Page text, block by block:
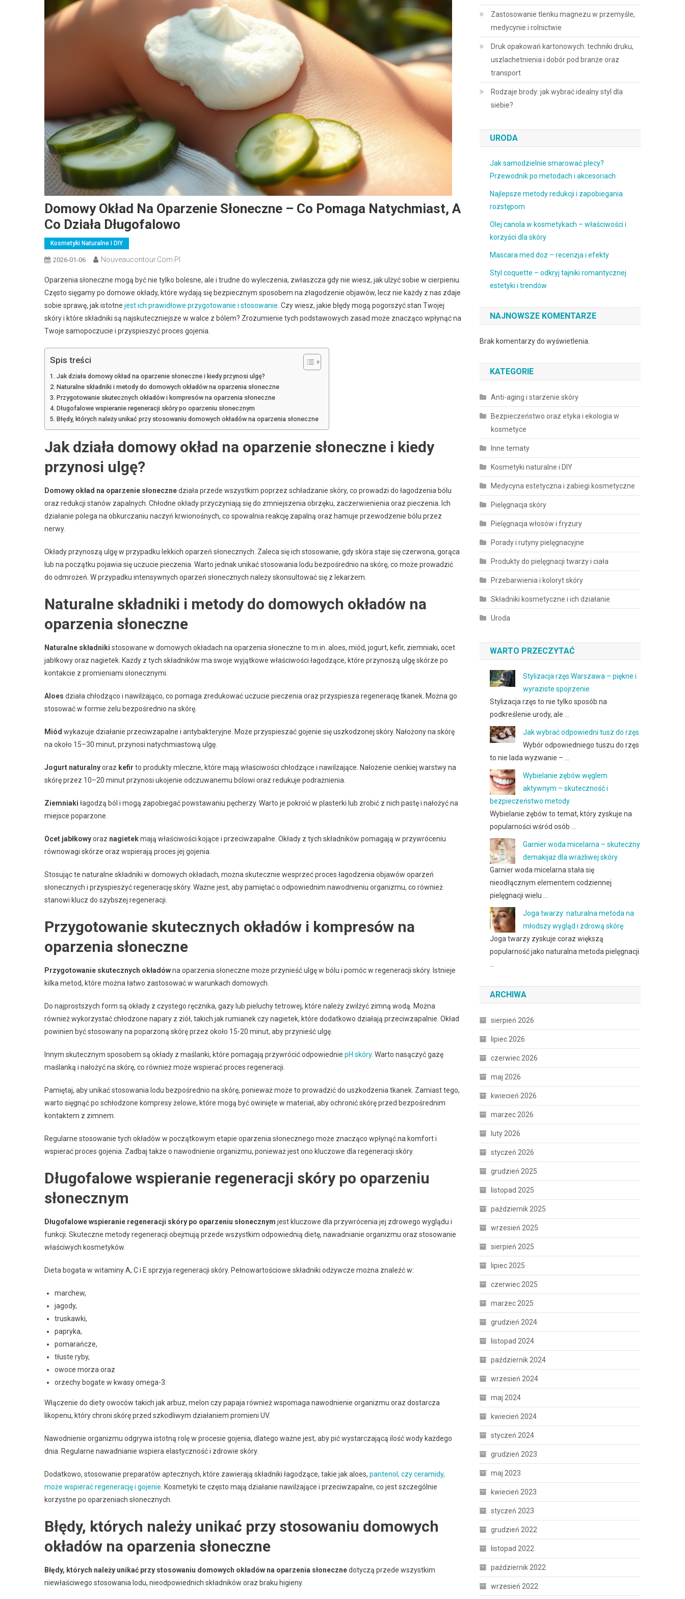
Domowy Okład Na Oparzenie Słoneczne – Co Pomaga Natychmiast, A
Co Działa Długofalowo
Kosmetyki Naturalne I DIY
2026-01-06 Nouveaucontour.com.pl
Oparzenia słoneczne mogą być nie tylko bolesne, ale i trudne do wyleczenia, zwłaszcza gdy nie wiesz, jak ulżyć sobie w cierpieniu.
Często sięgamy po domowe okłady, które wydają się bezpiecznym sposobem na złagodzenie objawów, lecz nie każdy z nas zdaje
sobie sprawę, jak istotne jest ich prawidłowe przygotowanie i stosowanie . Czy wiesz, jakie błędy mogą pogorszyć stan Twojej
skóry i które składniki są najskuteczniejsze w walce z bólem? Zrozumienie tych podstawowych zasad może znacząco wpłynąć na
Twoje samopoczucie i przyspieszyć proces gojenia.
Spis treści
Jak działa domowy okład na oparzenie słoneczne i kiedy przynosi ulgę?
Naturalne składniki i metody do domowych okładów na oparzenia słoneczne
Przygotowanie skutecznych okładów i kompresów na oparzenia słoneczne
Długofalowe wspieranie regeneracji skóry po oparzeniu słonecznym
Błędy, których należy unikać przy stosowaniu domowych okładów na oparzenia słoneczne
Jak działa domowy okład na oparzenie słoneczne i kiedy
przynosi ulgę?
Domowy okład na oparzenie słonecznedziała przede wszystkim poprzez schładzanie skóry, co prowadzi do łagodzenia bólu
oraz redukcji stanów zapalnych. Chłodne okłady przyczyniają się do zmniejszenia obrzęku, zaczerwienienia oraz pieczenia. Ich
działanie polega na obkurczaniu naczyń krwionośnych, co spowalnia reakcję zapalną oraz hamuje przewodzenie bólu przez
nerwy.
Okłady przynoszą ulgę w przypadku lekkich oparzeń słonecznych. Zaleca się ich stosowanie, gdy skóra staje się czerwona, gorąca
lub na początku pojawia się uczucie pieczenia. Warto jednak unikać stosowania lodu bezpośrednio na skórę, co może prowadzić
do odmrożeń. W przypadku intensywnych oparzeń słonecznych należy skonsultować się z lekarzem.
Naturalne składniki i metody do domowych okładów na
oparzenia słoneczne
Naturalne składniki stosowane w domowych okładach na oparzenia słoneczne to m.in. aloes, miód, jogurt, kefir, ziemniaki, ocet
jabłkowy oraz nagietek. Każdy z tych składników ma swoje wyjątkowe właściwości łagodzące, które przynoszą ulgę skórze po
kontakcie z promieniami słonecznymi.
Aloes działa chłodząco i nawilżająco, co pomaga zredukować uczucie pieczenia oraz przyspiesza regenerację tkanek. Można go
stosować w formie żelu bezpośrednio na skórę.
Miód wykazuje działanie przeciwzapalne i antybakteryjne. Może przyspieszać gojenie się uszkodzonej skóry. Nałożony na skórę
na około 15–30 minut, przynosi natychmiastową ulgę.
Jogurt naturalnyoraz kefir to produkty mleczne, które mają właściwości chłodzące i nawilżające. Nałożenie cienkiej warstwy na
skórę przez 10–20 minut przynosi ukojenie odczuwanemu bólowi oraz redukuje podrażnienia.
Ziemniaki łagodzą ból i mogą zapobiegać powstawaniu pęcherzy. Warto je pokroić w plasterki lub zrobić z nich pastę i nałożyć na
miejsce poparzone.
Ocet jabłkowyoraz nagietekmają właściwości kojące i przeciwzapalne. Okłady z tych składników pomagają w przywróceniu
równowagi skórze oraz wspierają proces jej gojenia.
Stosując te naturalne składniki w domowych okładach, można skutecznie wesprzeć proces łagodzenia objawów oparzeń
słonecznych i przyspieszyć regenerację skóry. Ważne jest, aby pamiętać o odpowiednim nawodnieniu organizmu, co również
stanowi klucz do szybszej regeneracji.
Przygotowanie skutecznych okładów i kompresów na
oparzenia słoneczne
Przygotowanie skutecznych okładówna oparzenia słoneczne może przynieść ulgę w bólu i pomóc w regeneracji skóry. Istnieje
kilka metod, które można łatwo zastosować w warunkach domowych.
Do najprostszych form są okłady z czystego ręcznika, gazy lub pieluchy tetrowej, które należy zwilżyć zimną wodą. Można
również wykorzystać chłodzone napary z ziół, takich jak rumianek czy nagietek, które dodatkowo działają przeciwzapalnie. Okład
powinien być stosowany na poparzoną skórę przez około 15-20 minut, aby przynieść ulgę.
Innym skutecznym sposobem są okłady z maślanki, które pomagają przywrócić odpowiednie pH skóry. Warto nasączyć gazę
maślanką i nałożyć na skórę, co również może wspierać proces regeneracji.
Pamiętaj, aby unikać stosowania lodu bezpośrednio na skórę, ponieważ może to prowadzić do uszkodzenia tkanek. Zamiast tego,
warto sięgnąć po schłodzone kompresy żelowe, które mogą być owinięte w materiał, aby ochronić skórę przed bezpośrednim
kontaktem z zimnem.
Regularne stosowanie tych okładów w początkowym etapie oparzenia słonecznego może znacząco wpłynąć na komfort i
wspierać proces gojenia. Zadbaj także o nawodnienie organizmu, ponieważ jest ono kluczowe dla regeneracji skóry.
Długofalowe wspieranie regeneracji skóry po oparzeniu
słonecznym
Długofalowe wspieranie regeneracji skóry po oparzeniu słonecznym jest kluczowe dla przywrócenia jej zdrowego wyglądu i
funkcji. Skuteczne metody regeneracji obejmują przede wszystkim odpowiednią dietę, nawadnianie organizmu oraz stosowanie
właściwych kosmetyków.
Dieta bogata w witaminy A, C i E sprzyja regeneracji skóry. Pełnowartościowe składniki odżywcze można znaleźć w:
marchew,
jagody,
truskawki,
papryka,
pomarańcze,
tłuste ryby,
owoce morza oraz
orzechy bogate w kwasy omega-3.
Włączenie do diety owoców takich jak arbuz, melon czy papaja również wspomaga nawodnienie organizmu oraz dostarcza
likopenu, który chroni skórę przed szkodliwym działaniem promieni UV.
Nawodnienie organizmu odgrywa istotną rolę w procesie gojenia, dlatego ważne jest, aby pić wystarczającą ilość wody każdego
dnia. Regularne nawadnianie wspiera elastyczność i zdrowie skóry.
Dodatkowo, stosowanie preparatów aptecznych, które zawierają składniki łagodzące, takie jak aloes, pantenol, czy ceramidy,
może wspierać regenerację i gojenie . Kosmetyki te często mają działanie nawilżające i przeciwzapalne, co jest szczególnie
korzystne po oparzeniach słonecznych.
Błędy, których należy unikać przy stosowaniu domowych
okładów na oparzenia słoneczne
Błędy, których należy unikać przy stosowaniu domowych okładów na oparzenia słonecznedotyczą przede wszystkim
niewłaściwego stosowania lodu, nieodpowiednich składników oraz braku higieny.
Zastosowanie tlenku magnezu w przemyśle,
medycynie i rolnictwie
Druk opakowań kartonowych: techniki druku,
uszlachetnienia i dobór pod branże oraz
transport
Rodzaje brody: jak wybrać idealny styl dla
siebie?
URODA
Jak samodzielnie smarować plecy?
Przewodnik po metodach i akcesoriach
Najlepsze metody redukcji i zapobiegania
rozstępom
Olej canola w kosmetykach – właściwości i
korzyści dla skóry
Mascara med doz – recenzja i efekty
Styl coquette – odkryj tajniki romantycznej
estetyki i trendów
NAJNOWSZE KOMENTARZE
Brak komentarzy do wyświetlenia.
KATEGORIE
Anti-aging i starzenie skóry
Bezpieczeństwo oraz etyka i ekologia w
kosmetyce
Inne tematy
Kosmetyki naturalne i DIY
Medycyna estetyczna i zabiegi kosmetyczne
Pielęgnacja skóry
Pielęgnacja włosów i fryzury
Porady i rutyny pielęgnacyjne
Produkty do pielęgnacji twarzy i ciała
Przebarwienia i koloryt skóry
Składniki kosmetyczne i ich działanie
Uroda
WARTO PRZECZYTAĆ
Stylizacja rzęs Warszawa – piękne i
wyraziste spojrzenie
Stylizacja rzęs to nie tylko sposób na
podkreślenie urody, ale …
Jak wybrać odpowiedni tusz do rzęs
Wybór odpowiedniego tuszu do rzęs
to nie lada wyzwanie – …
Wybielanie zębów węglem
aktywnym – skuteczność i
bezpieczeństwo metody
Wybielanie zębów to temat, który zyskuje na
popularności wśród osób …
Garnier woda micelarna – skuteczny
demakijaż dla wrażliwej skóry
Garnier woda micelarna stała się
nieodłącznym elementem codziennej
pielęgnacji wielu …
Joga twarzy: naturalna metoda na
młodszy wygląd i zdrową skórę
Joga twarzy zyskuje coraz większą
popularność jako naturalna metoda pielęgnacji
ARCHIWA
sierpień 2026
lipiec 2026
czerwiec 2026
maj 2026
kwiecień 2026
marzec 2026
luty 2026
styczeń 2026
grudzień 2025
listopad 2025
październik 2025
wrzesień 2025
sierpień 2025
lipiec 2025
czerwiec 2025
marzec 2025
grudzień 2024
listopad 2024
październik 2024
wrzesień 2024
maj 2024
kwiecień 2024
styczeń 2024
grudzień 2023
maj 2023
kwiecień 2023
styczeń 2023
grudzień 2022
listopad 2022
październik 2022
wrzesień 2022